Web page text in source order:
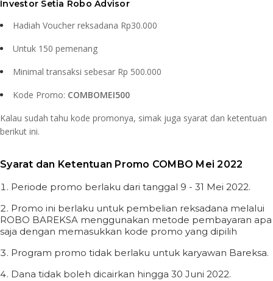
Investor Setia Robo Advisor
Hadiah Voucher reksadana Rp30.000
Untuk 150 pemenang
Minimal transaksi sebesar Rp 500.000
Kode Promo: COMBOMEI500
Kalau sudah tahu kode promonya, simak juga syarat dan ketentuan
berikut ini.
Syarat dan Ketentuan Promo COMBO Mei 2022
Periode promo berlaku dari tanggal 9 - 31 Mei 2022.
Promo ini berlaku untuk pembelian reksadana melalui
ROBO BAREKSA menggunakan metode pembayaran apa
saja dengan memasukkan kode promo yang dipilih
Program promo tidak berlaku untuk karyawan Bareksa.
Dana tidak boleh dicairkan hingga 30 Juni 2022.